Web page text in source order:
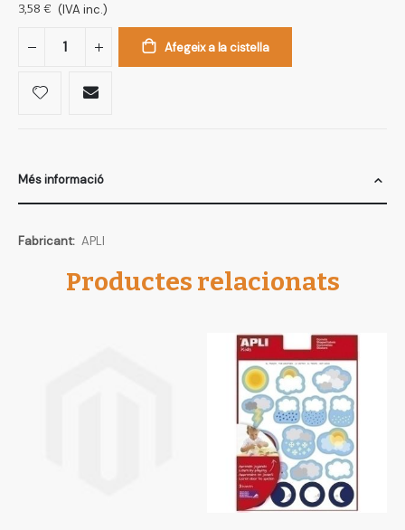
3,58 € (IVA inc.)
Afegeix a la cistella
Més informació
Més
APLI
Productes relacionats